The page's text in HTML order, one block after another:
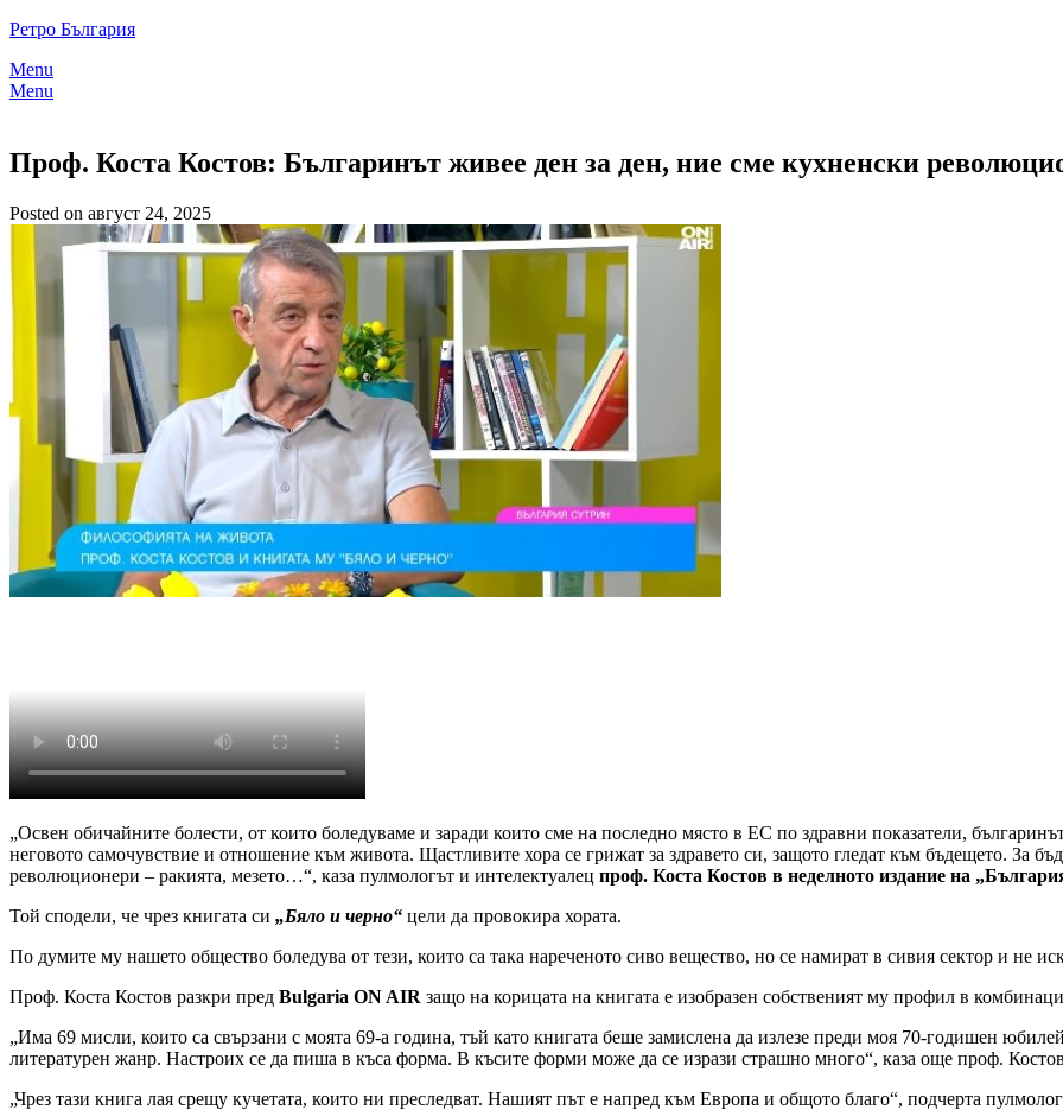
Skip
content
Ретро България
Menu
Menu
Проф. Коста Костов: Българинът живее ден за ден, ние сме кухненски
Posted on август 24, 2025
„Освен обичайните болести, от които боледуваме и заради които сме на последно място в ЕС по здравни показатели,
неговото самочувствие и отношение към живота. Щастливите хора се грижат за здравето си, защото гледат към бъдещето. За
революционери – ракията, мезето…“, каза пулмологът и интелектуалец проф. Коста Костов в неделното издание на
Той сподели, че чрез книгата си „Бяло и черно“ цели да провокира хората.
По думите му нашето общество боледува от тези, които са така нареченото сиво вещество, но се намират в сивия сектор и не
Проф. Коста Костов разкри пред Bulgaria ON AIR защо на корицата на книгата е изобразен собственият му профил в
„Има 69 мисли, които са свързани с моята 69-а година, тъй като книгата беше замислена да излезе преди моя 70-годишен
литературен жанр. Настроих се да пиша в къса форма. В късите форми може да се изрази страшно много“, каза още проф.
„Чрез тази книга лая срещу кучетата, които ни преследват. Нашият път е напред към Европа и общото благо“, подчерта